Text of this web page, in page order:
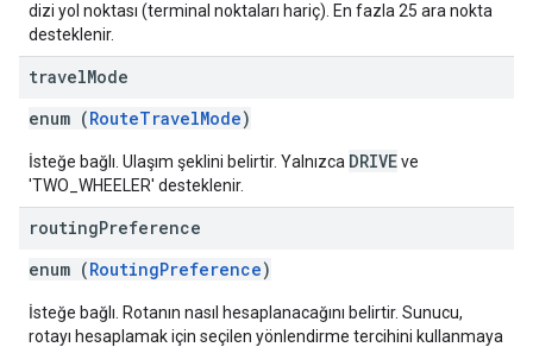
dizi yol noktası (terminal noktaları hariç). En fazla 25 ara nokta
desteklenir.
travelMode
enum (RouteTravelMode)
İsteğe bağlı. Ulaşım şeklini belirtir. Yalnızca DRIVEve
'TWO_WHEELER' desteklenir.
routingPreference
enum (RoutingPreference)
İsteğe bağlı. Rotanın nasıl hesaplanacağını belirtir. Sunucu,
rotayı hesaplamak için seçilen yönlendirme tercihini kullanmaya